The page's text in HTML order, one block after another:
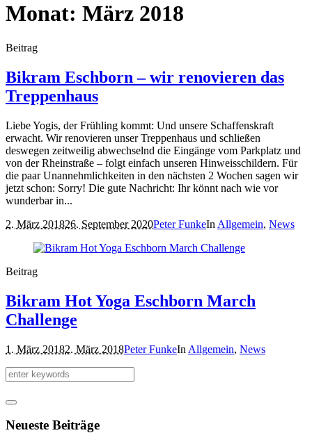
Monat: März 2018
Beitrag
Bikram Eschborn – wir renovieren das
Treppenhaus
Liebe Yogis, der Frühling kommt: Und unsere Schaffenskraft
erwacht. Wir renovieren unser Treppenhaus und schließen
deswegen zeitweilig abwechselnd die Eingänge vom Parkplatz und
von der Rheinstraße – folgt einfach unseren Hinweisschildern. Für
die paar Unannehmlichkeiten in den nächsten 2 Wochen sagen wir
jetzt schon: Sorry! Die gute Nachricht: Ihr könnt nach wie vor
wunderbar in...
2. März 201826. September 2020Peter FunkeIn Allgemein, News
Beitrag
Bikram Hot Yoga Eschborn March
Challenge
1. März 20182. März 2018Peter FunkeIn Allgemein, News
Neueste Beiträge